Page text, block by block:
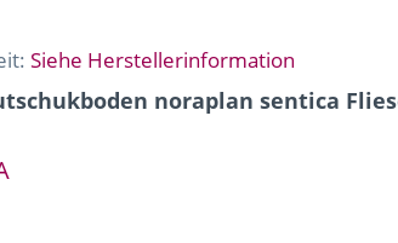
Siehe Herstellerinformation
noraplan sentica